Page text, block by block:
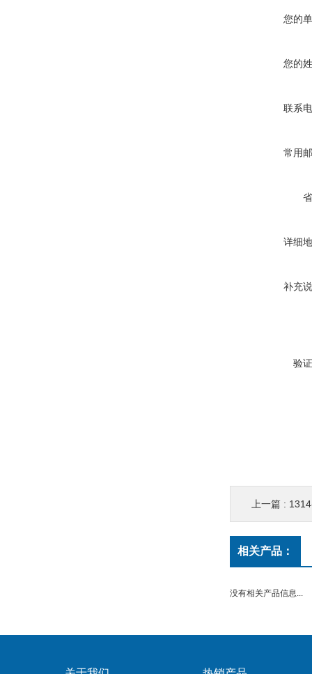
您的
您的
联系
常用
详细
补充
验
上一篇 :
相关产品：
没有相关产品信息...